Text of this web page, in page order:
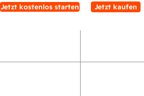
Jetzt kostenlos starten Jetzt kaufen